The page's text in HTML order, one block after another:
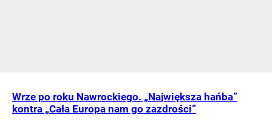
Wrze po roku Nawrockiego. „Największa hańba”
kontra „Cała Europa nam go zazdrości”